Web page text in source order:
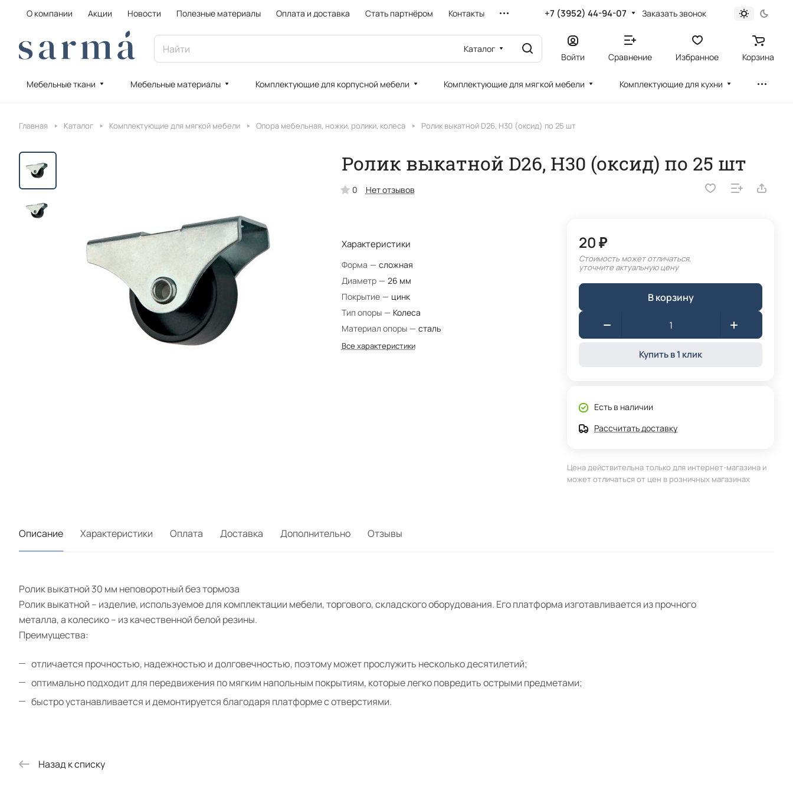
О компании Акции Новости Полезные материалы Оплата и доставка Стать партнёром Контакты +7 (3952) 44-94-07 Заказать звонок
Каталог
Войти Сравнение Избранное Корзина
Мебельные ткани Мебельные материалы Комплектующие для корпусной мебели Комплектующие для мягкой мебели Комплектующие для кухни
Главная Каталог Комплектующие для мягкой мебели Опора мебельная, ножки, ролики, колеса Ролик выкатной D26, H30 (оксид) по 25 шт
Ролик выкатной D26, H30 (оксид) по 25 шт
0 Нет отзывов
Характеристики
Форма — сложная
Диаметр — 26 мм
Покрытие — цинк
Тип опоры — Колеса
Материал опоры — сталь
Все характеристики
20 ₽
Стоимость может отличаться,
уточните актуальную цену
В корзину
Купить в 1 клик
Есть в наличии
Рассчитать доставку
Цена действительна только для интернет-магазина и
может отличаться от цен в розничных магазинах
Описание Характеристики Оплата Доставка Дополнительно Отзывы
Ролик выкатной 30 мм неповоротный без тормоза
Ролик выкатной – изделие, используемое для комплектации мебели, торгового, складского оборудования. Его платформа изготавливается из прочного
металла, а колесико – из качественной белой резины.
Преимущества:
отличается прочностью, надежностью и долговечностью, поэтому может прослужить несколько десятилетий;
оптимально подходит для передвижения по мягким напольным покрытиям, которые легко повредить острыми предметами;
быстро устанавливается и демонтируется благодаря платформе с отверстиями.
Назад к списку